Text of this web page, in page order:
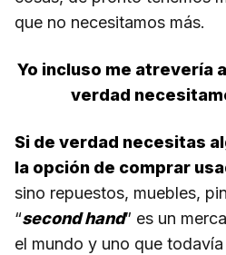
que no necesitamos más.
Yo incluso me atrevería
verdad
Si de verdad necesitas
la opción de comprar
sino repuestos, muebles,
“second hand” es un
el mundo y uno que